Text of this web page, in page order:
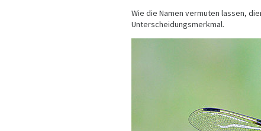
Wie die Namen vermuten lassen,
Unterscheidungsmerkmal.